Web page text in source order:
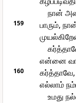
நான்
159
பாரும்,
என்னை
160
எல்லாம்
உமது